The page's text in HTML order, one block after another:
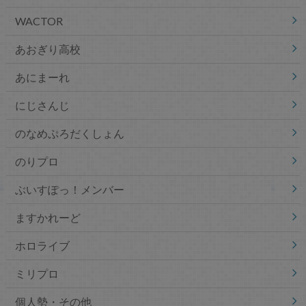
WACTOR
あおぎり高校
あにまーれ
にじさんじ
のなめぷろだくしょん
のりプロ
ぶいすぽっ！メンバー
ますかれーど
ホロライブ
ミリプロ
個人勢・その他